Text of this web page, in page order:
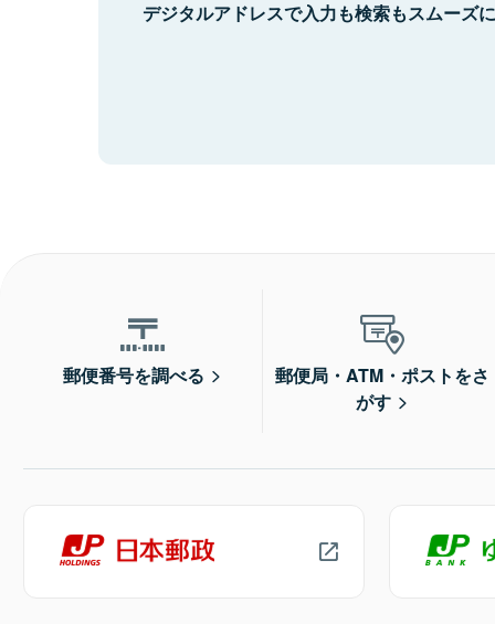
デジタルアドレスで入力も検索もスムーズ
郵便番号を調べる
郵便局・ATM・ポストをさ
がす